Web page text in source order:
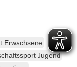
Erwachsene
Jugend